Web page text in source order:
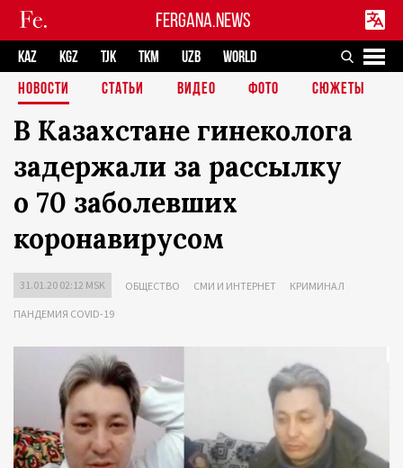
FERGANA.NEWS
KAZ KGZ TJK TKM UZB
WORLD
НОВОСТИ
СТАТЬИ ВИДЕО ФОТО СЮЖЕТЫ
В Казахстане гинеколога
задержали за рассылку
о 70 заболевших
коронавирусом
31.01.20 02:12 MSK ОБЩЕСТВО СМИ И ИНТЕРНЕТ КРИМИНАЛ
ПАНДЕМИЯ COVID-19